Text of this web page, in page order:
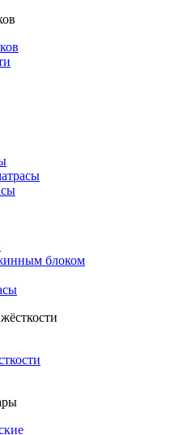
блоком